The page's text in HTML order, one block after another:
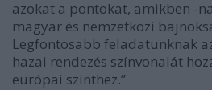
azokat a pontokat, amikben -
magyar és nemzetközi
Legfontosabb feladatunknak
hazai rendezés színvonalát
európai szinthez.”